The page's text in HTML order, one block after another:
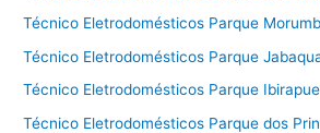
Técnico Eletrodomésticos Parque
Técnico Eletrodomésticos Parque
Técnico Eletrodomésticos Parque
Técnico Eletrodomésticos Parque dos